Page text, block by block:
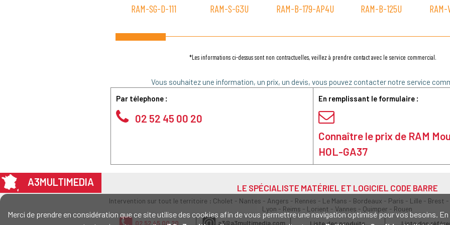
Merci de prendre en considération que ce site utilise des cookies afin de vous permettre une navigation optimisé pour vos besoins.
RAM-SG-D-111
RAM-S-G3U
RAM-B-179-AP4U
RAM-B-125U
RAM-
*Les informations ci-dessus sont non contractuelles, veillez à prendre contact avec le service commercial.
Vous souhaitez une information, un prix, un devis, vous pouvez contacter notre service
Par télephone :
02 52 45 00 20
En remplissant le formulaire :
Connaître le prix de RAM
HOL-GA37
A3MULTIMEDIA LE SPÉCIALISTE MATÉRIEL ET LOGICIEL CODE BARRE
Intervention sur tout le territoire : Cholet - Nantes - Angers - Rennes - Le Mans - Bordeaux - Paris - Lille - Brest
Lyon - Reims - Lorient - Vannes - Quimper - Rouen
02 52 45 00 20 a3@a3multimedia.com